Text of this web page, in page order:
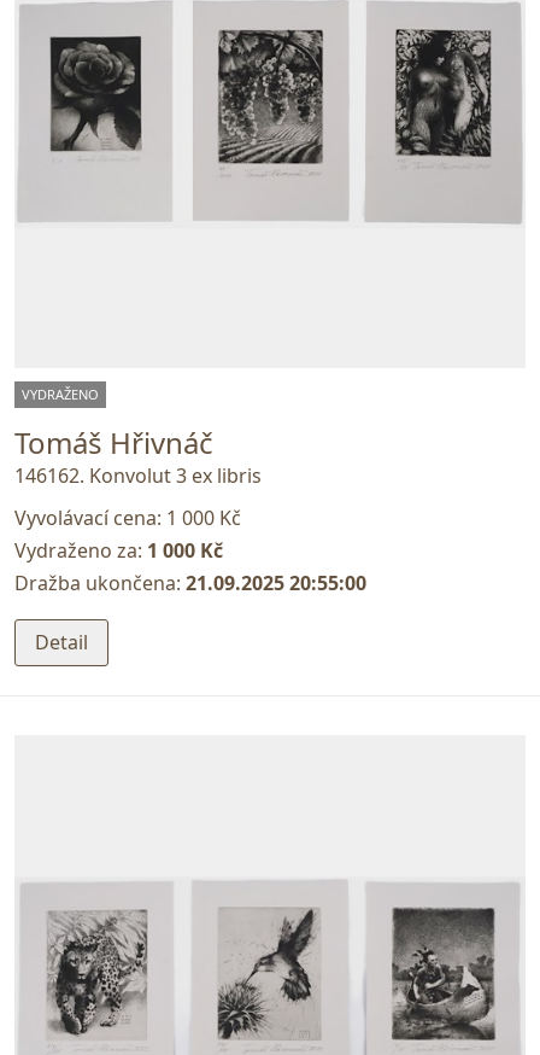
VYDRAŽENO
Tomáš Hřivnáč
146162. Konvolut 3 ex libris
Vyvolávací cena: 1 000 Kč
Vydraženo za: 1 000 Kč
Dražba ukončena: 21.09.2025 20:55:00
Detail